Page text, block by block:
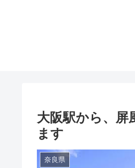
大阪駅から、
ます
奈良県